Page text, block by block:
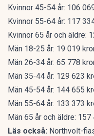
Kvinnor 45-54 år: 106
Kvinnor 55-64 år: 117
Kvinnor 65 år och äldre:
Män 18-25 år: 19 019
Män 26-34 år: 65 778
Män 35-44 år: 129 623
Män 45-54 år: 144 655
Män 55-64 år: 133 373
Män 65 år och äldre: 157
Läs också: Northvolt-